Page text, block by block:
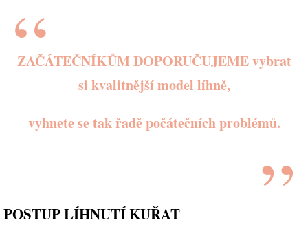
ZAČÁTEČNÍKŮMDOPORUČUJEME vybrat
si kvalitnější model líhně,
vyhnete se tak řadě počátečních problémů.
POSTUP LÍHNUTÍ KUŘAT